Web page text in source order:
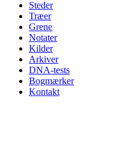
Steder
Træer
Grene
Notater
Kilder
Arkiver
DNA-tests
Bogmærker
Kontakt